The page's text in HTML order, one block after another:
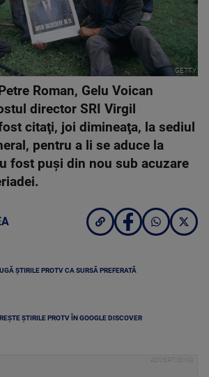
GETTY
Roman, Gelu Voican
director SRI Virgil
citaţi, joi dimineaţa, la sediul
pentru a li se aduce la
fost puşi din nou sub acuzare
ȘTIRILE PROTV CA SURSĂ PREFERATĂ
ȘTIRILE PROTV ÎN GOOGLE DISCOVER